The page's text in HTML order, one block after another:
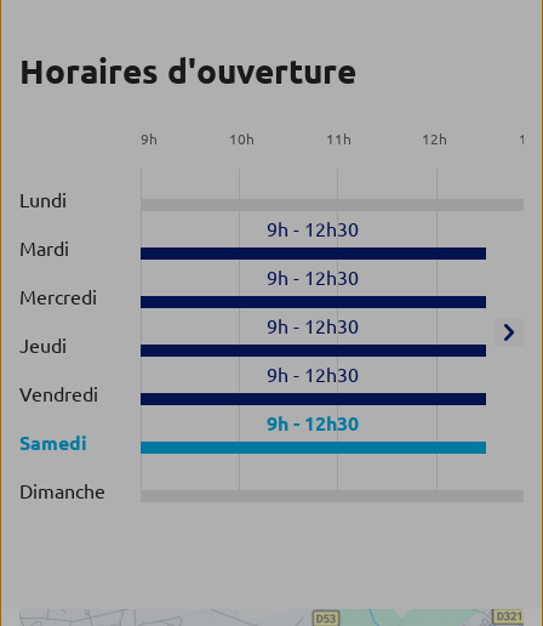
Horaires d'ouverture
9h 10h 11 h 12h 13
Lundi
Mardi
9h - 12h30
Mercredi
9h - 12h30
Jeudi
9h - 12h30
Vendredi
9h - 12h30
Samedi
9h - 12h30
Dimanche